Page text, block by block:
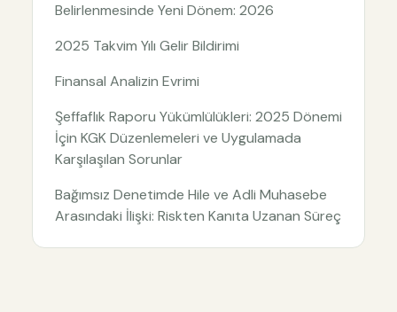
Belirlenmesinde Yeni Dönem: 2026
2025 Takvim Yılı Gelir Bildirimi
Finansal Analizin Evrimi
Şeffaflık Raporu Yükümlülükleri: 2025 Dönemi
İçin KGK Düzenlemeleri ve Uygulamada
Karşılaşılan Sorunlar
Bağımsız Denetimde Hile ve Adli Muhasebe
Arasındaki İlişki: Riskten Kanıta Uzanan Süreç